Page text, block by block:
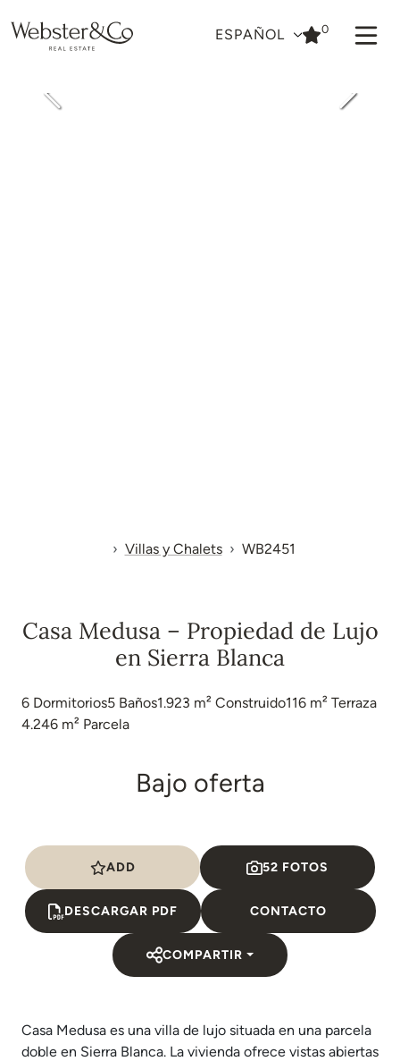
ESPAÑOL 0
Villas y Chalets WB2451
Casa Medusa – Propiedad de Lujo
en Sierra Blanca
6 Dormitorios5 Baños1.923 m² Construido116 m² Terraza
4.246 m² Parcela
Bajo oferta
ADD 52 FOTOS
DESCARGAR PDF CONTACTO
COMPARTIR
Casa Medusa es una villa de lujo situada en una parcela
doble en Sierra Blanca. La vivienda ofrece vistas abiertas